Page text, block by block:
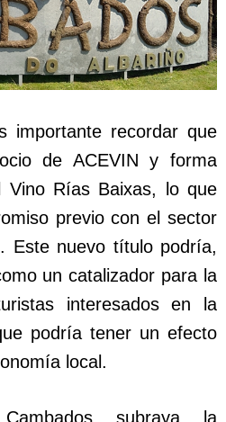
importante recordar que
de ACEVIN y forma
Rías Baixas, lo que
previo con el sector
Este nuevo título podría,
un catalizador para la
interesados en la
podría tener un efecto
local.
subraya la